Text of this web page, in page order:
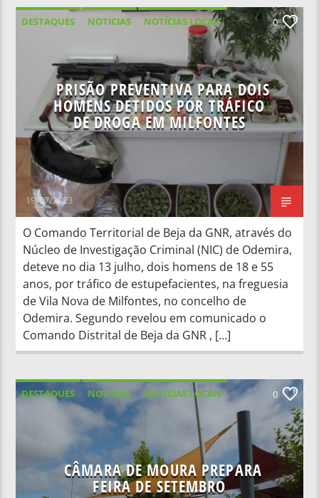
DESTAQUES NOTICIAS
NOTÍCIAS LOCAIS
0
PRISÃO PREVENTIVA PARA DOIS
HOMENS DETIDOS POR TRÁFICO
DE DROGA EM MILFONTES
19/07/2023
O Comando Territorial de Beja da GNR, através do
Núcleo de Investigação Criminal (NIC) de Odemira,
deteve no dia 13 julho, dois homens de 18 e 55
anos, por tráfico de estupefacientes, na freguesia
de Vila Nova de Milfontes, no concelho de
Odemira. Segundo revelou em comunicado o
Comando Distrital de Beja da GNR , […]
DESTAQUES NOTICIAS
NOTÍCIAS LOCAIS
NOTÍCIAS NACIONAIS
0
CÂMARA DE MOURA PREPARA
FEIRA DE SETEMBRO